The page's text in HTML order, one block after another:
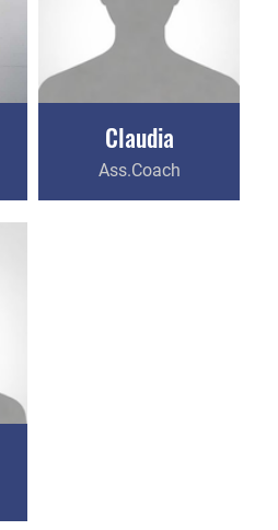
Claudia
Ass.Coach